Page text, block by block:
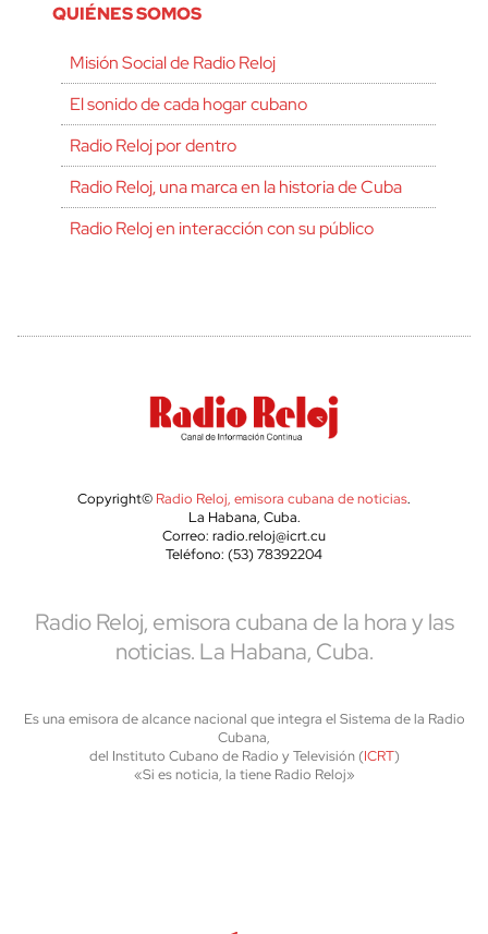
QUIÉNES SOMOS
Misión Social de Radio Reloj
El sonido de cada hogar cubano
Radio Reloj por dentro
Radio Reloj, una marca en la historia de Cuba
Radio Reloj en interacción con su público
Copyright© Radio Reloj, emisora cubana de noticias.
La Habana, Cuba.
Correo: radio.reloj@icrt.cu
Teléfono: (53) 78392204
Radio Reloj, emisora cubana de la hora y las
noticias. La Habana, Cuba.
Es una emisora de alcance nacional que integra el Sistema de la Radio
Cubana,
del Instituto Cubano de Radio y Televisión (ICRT)
«Si es noticia, la tiene Radio Reloj»